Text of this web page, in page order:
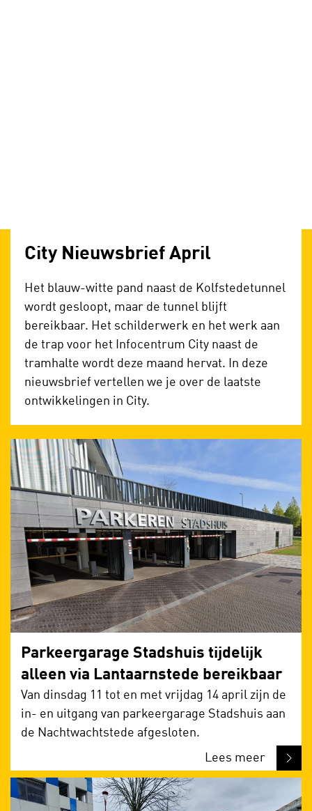
City Nieuwsbrief April
Het blauw-witte pand naast de Kolfstedetunnel
wordt gesloopt, maar de tunnel blijft
bereikbaar. Het schilderwerk en het werk aan
de trap voor het Infocentrum City naast de
tramhalte wordt deze maand hervat. In deze
nieuwsbrief vertellen we je over de laatste
ontwikkelingen in City.
Parkeergarage Stadshuis tijdelijk
alleen via Lantaarnstede bereikbaar
Van dinsdag 11 tot en met vrijdag 14 april zijn de
in- en uitgang van parkeergarage Stadshuis aan
de Nachtwachtstede afgesloten.
Lees meer